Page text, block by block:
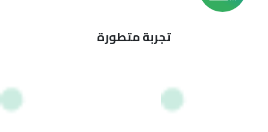
تجربة متطورة